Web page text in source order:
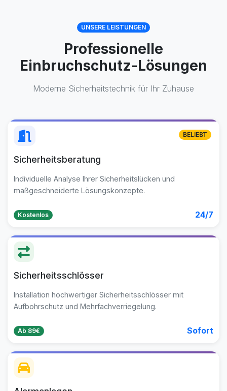
UNSERE LEISTUNGEN
Professionelle
Einbruchschutz-Lösungen
Moderne Sicherheitstechnik für Ihr Zuhause
Sicherheitsberatung
Individuelle Analyse Ihrer Sicherheitslücken und
maßgeschneiderte Lösungskonzepte.
Kostenlos 24/7
BELIEBT
Sicherheitsschlösser
Installation hochwertiger Sicherheitsschlösser mit
Aufbohrschutz und Mehrfachverriegelung.
Ab 89€ Sofort